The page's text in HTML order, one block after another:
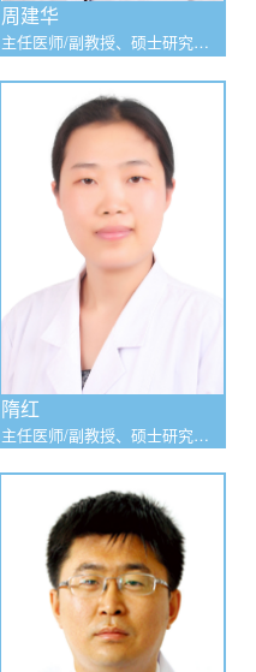
周建华
主任医师/副教授、硕士研究生
导师
隋红
主任医师/副教授、硕士研究生